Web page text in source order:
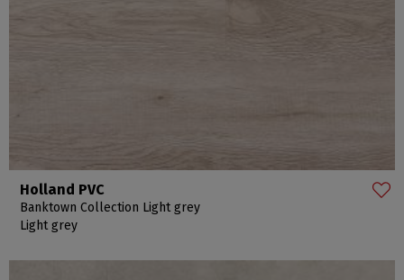
Holland PVC
Banktown Collection Light grey
Light grey